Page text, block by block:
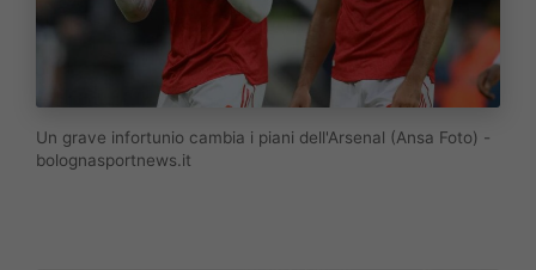
Un grave infortunio cambia i piani dell'Arsenal (Ansa Foto) -
bolognasportnews.it